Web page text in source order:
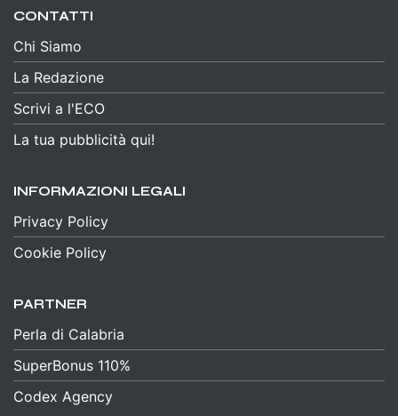
CONTATTI
Chi Siamo
La Redazione
Scrivi a l'ECO
La tua pubblicità qui!
INFORMAZIONI LEGALI
Privacy Policy
Cookie Policy
PARTNER
Perla di Calabria
SuperBonus 110%
Codex Agency